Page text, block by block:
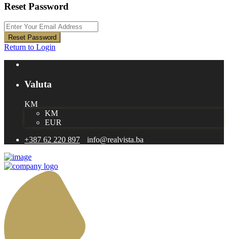
Reset Password
Reset Password
Return to Login
Valuta
KM
KM
EUR
+387 62 220 897
info@realvista.ba